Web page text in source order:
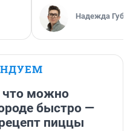
Надежда
что можно
быстро —
пиццы